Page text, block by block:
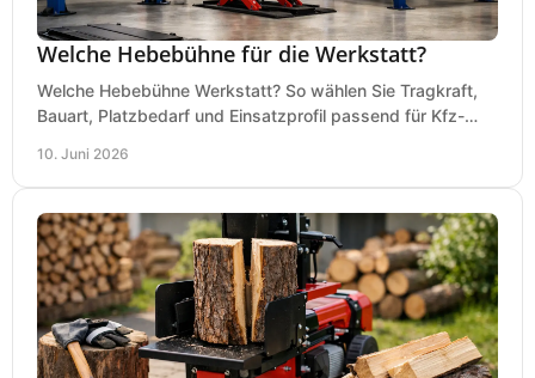
Welche Hebebühne für die Werkstatt?
Welche Hebebühne Werkstatt? So wählen Sie Tragkraft,
Bauart, Platzbedarf und Einsatzprofil passend für Kfz-
10. Juni 2026